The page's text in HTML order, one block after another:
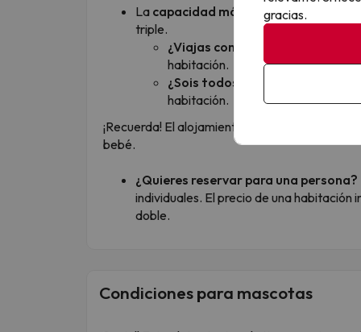
La capacidad máxima de las
triple.
¿Viajas con niños?
habitación.
¿Sois todos adultos?
En este
habitación.
¡Recuerda! El alojamiento no admite una 4ª
bebé.
¿Quieres reservar para una persona?
individuales. El precio de una habitación
doble.
Condiciones para mascotas
gracias.